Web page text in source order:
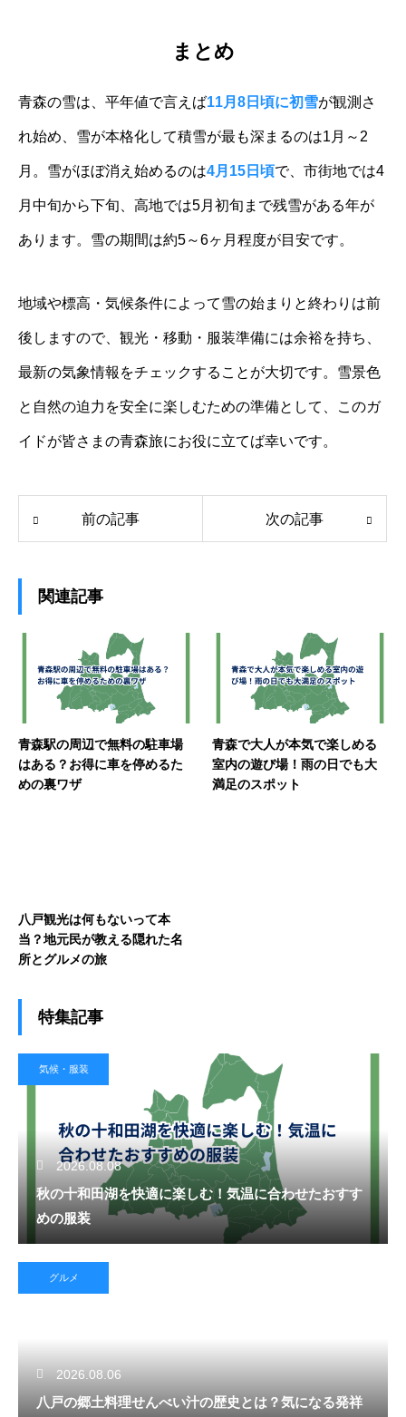
まとめ
青森の雪は、平年値で言えば11月8日頃に初雪が観測さ
れ始め、雪が本格化して積雪が最も深まるのは1月～2
月。雪がほぼ消え始めるのは4月15日頃で、市街地では4
月中旬から下旬、高地では5月初旬まで残雪がある年が
あります。雪の期間は約5～6ヶ月程度が目安です。
地域や標高・気候条件によって雪の始まりと終わりは前
後しますので、観光・移動・服装準備には余裕を持ち、
最新の気象情報をチェックすることが大切です。雪景色
と自然の迫力を安全に楽しむための準備として、このガ
イドが皆さまの青森旅にお役に立てば幸いです。
前の記事 次の記事
関連記事
青森駅の周辺で無料の駐車場
はある？お得に車を停めるた
めの裏ワザ
青森で大人が本気で楽しめる
室内の遊び場！雨の日でも大
満足のスポット
八戸観光は何もないって本
当？地元民が教える隠れた名
所とグルメの旅
特集記事
気候・服装
2026.08.08
秋の十和田湖を快適に楽しむ！気温に合わせたおすす
めの服装
グルメ
2026.08.06
八戸の郷土料理せんべい汁の歴史とは？気になる発祥